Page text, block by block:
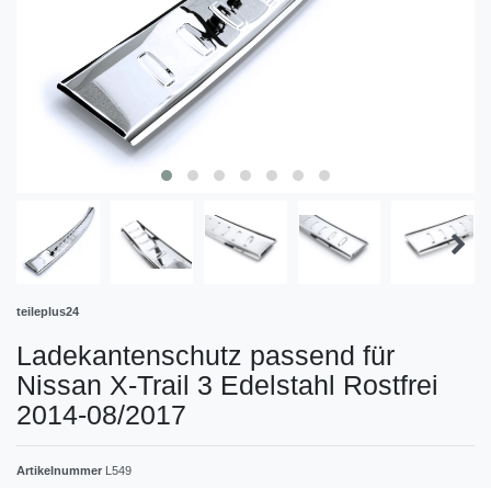
teileplus24
Ladekantenschutz passend für
Nissan X-Trail 3 Edelstahl Rostfrei
2014-08/2017
Artikelnummer L549